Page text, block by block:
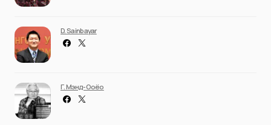
D. Sainbayar
Г. Мэнд-Ооёо